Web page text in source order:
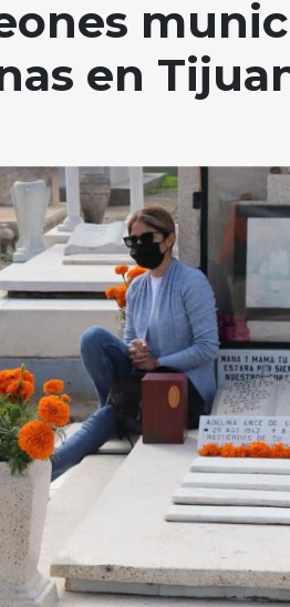
en